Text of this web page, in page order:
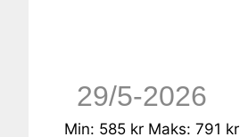
29/5-2026
Min: 585 kr Maks: 791 kr